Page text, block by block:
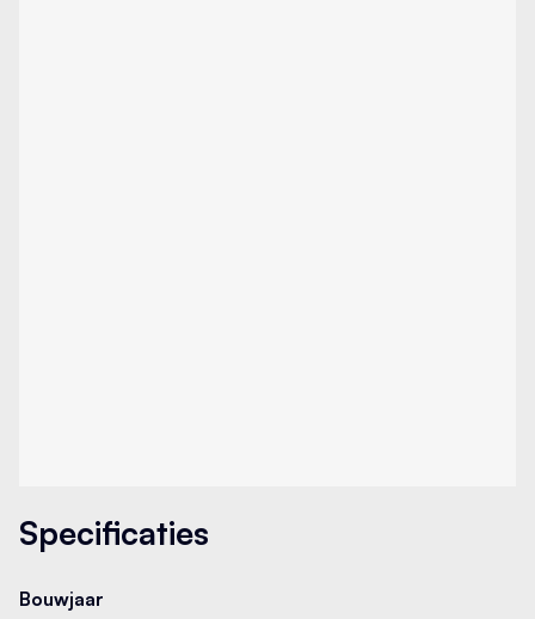
Specificaties
Bouwjaar